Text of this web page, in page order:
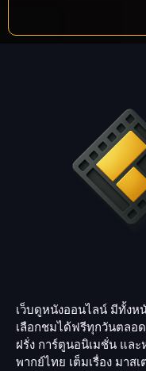
เว็บดูหนังออนไลน์ มีทั้งห
เลือกชมได้ฟรีทุกวันตลอ
ฝรั่ง การ์ตูนอนิเมชั่น แล
พากย์ไทย เต็มเรื่อง มาส